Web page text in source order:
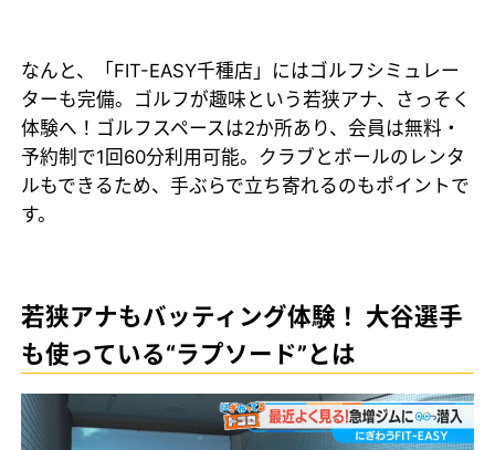
なんと、「FIT-EASY千種店」にはゴルフシミュレー
ターも完備。ゴルフが趣味という若狭アナ、さっそく
体験へ！ゴルフスペースは2か所あり、会員は無料・
予約制で1回60分利用可能。クラブとボールのレンタ
ルもできるため、手ぶらで立ち寄れるのもポイントで
す。
若狭アナもバッティング体験！ 大谷選手
も使っている“ラプソード”とは